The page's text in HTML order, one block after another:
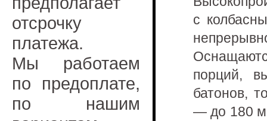
отсрочку
платежа.
Мы работаем
по предоплате,
по нашим
с
порций,
батонов,
— до 180